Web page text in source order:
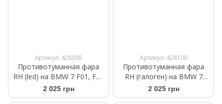
Артикул: 428095
Противотуманная фара
RH (led) на BMW 7 F01, F02
2008-2015
2 025 грн
Артикул: 428100
Противотуманная фара
RH (галоген) на BMW 7
F01, F02 2008-2015
2 025 грн